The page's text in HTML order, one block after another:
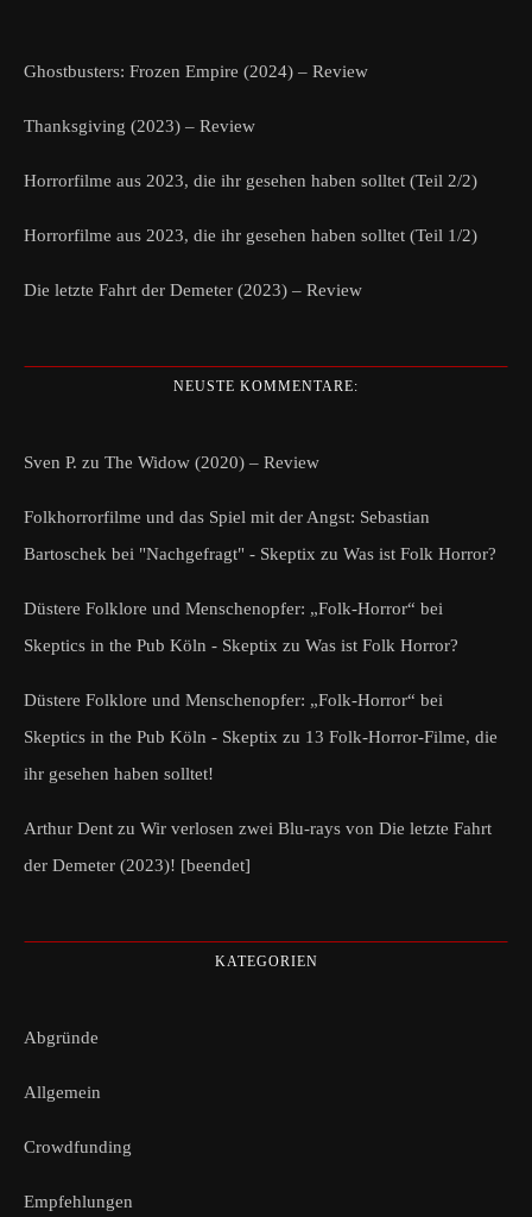
Ghostbusters: Frozen Empire (2024) – Review
Thanksgiving (2023) – Review
Horrorfilme aus 2023, die ihr gesehen haben solltet (Teil 2/2)
Horrorfilme aus 2023, die ihr gesehen haben solltet (Teil 1/2)
Die letzte Fahrt der Demeter (2023) – Review
NEUSTE KOMMENTARE:
Sven P. zu The Widow (2020) – Review
Folkhorrorfilme und das Spiel mit der Angst: Sebastian
Bartoschek bei "Nachgefragt" - Skeptix zu Was ist Folk Horror?
Düstere Folklore und Menschenopfer: „Folk-Horror“ bei
Skeptics in the Pub Köln - Skeptix zu Was ist Folk Horror?
Düstere Folklore und Menschenopfer: „Folk-Horror“ bei
Skeptics in the Pub Köln - Skeptix zu 13 Folk-Horror-Filme, die
ihr gesehen haben solltet!
Arthur Dent zu Wir verlosen zwei Blu-rays von Die letzte Fahrt
der Demeter (2023)! [beendet]
KATEGORIEN
Abgründe
Allgemein
Crowdfunding
Empfehlungen